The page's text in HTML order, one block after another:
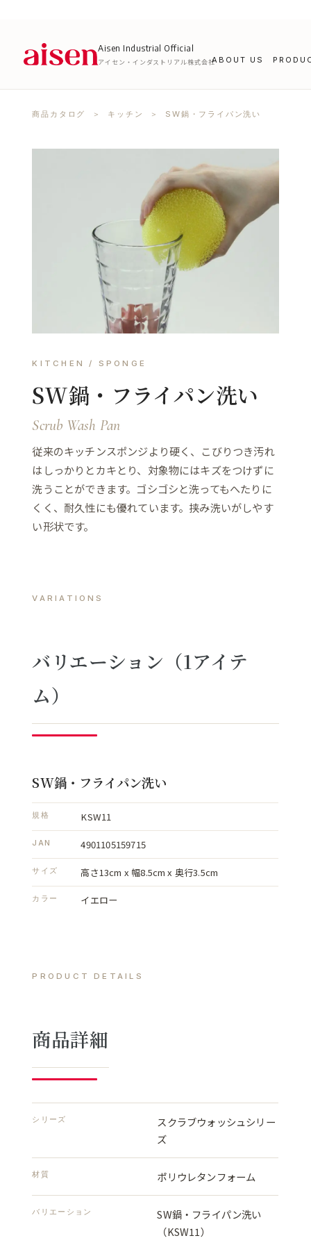
Aisen Industrial Official
アイセン・インダストリアル株式会社ABOUT US
商品カタログ ＞ キッチン ＞ SW鍋・フライパン洗い
KITCHEN / SPONGE
SW鍋・フライパン洗い
Scrub Wash Pan
従来のキッチンスポンジより硬く、こびりつき汚れ
はしっかりとカキとり、対象物にはキズをつけずに
洗うことができます。ゴシゴシと洗ってもへたりに
くく、耐久性にも優れています。挟み洗いがしやす
い形状です。
VARIATIONS
バリエーション（1アイテ
ム）
SW鍋・フライパン洗い
規格 KSW11
JAN 4901105159715
サイズ 高さ13cm x 幅8.5cm x 奥行3.5cm
カラー イエロー
PRODUCT DETAILS
商品詳細
シリーズ
スクラブウォッシュシリー
ズ
材質 ポリウレタンフォーム
バリエーション
SW鍋・フライパン洗い
（KSW11）